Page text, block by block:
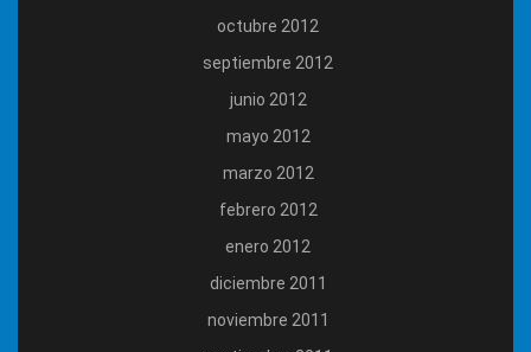
octubre 2012
septiembre 2012
junio 2012
mayo 2012
marzo 2012
febrero 2012
enero 2012
diciembre 2011
noviembre 2011